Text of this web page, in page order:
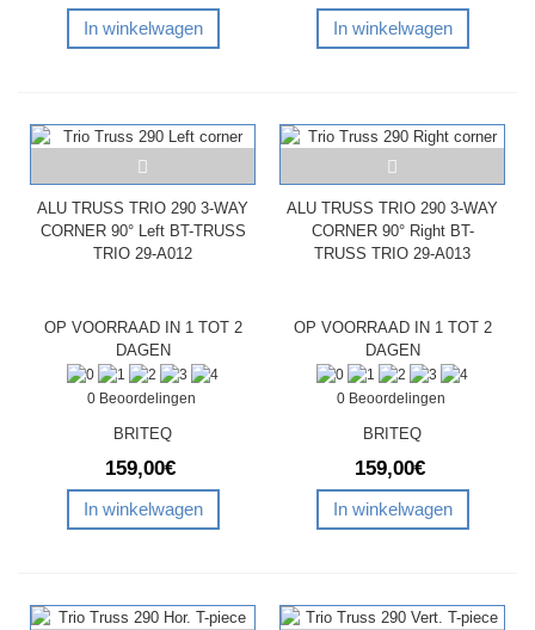
In winkelwagen In winkelwagen
ALU TRUSS TRIO 290 3-WAY
CORNER 90° Left BT-TRUSS
TRIO 29-A012
OP VOORRAAD IN 1 TOT 2
DAGEN
0 Beoordelingen
BRITEQ
159,00€
In winkelwagen
ALU TRUSS TRIO 290 3-WAY
CORNER 90° Right BT-
TRUSS TRIO 29-A013
OP VOORRAAD IN 1 TOT 2
DAGEN
0 Beoordelingen
BRITEQ
159,00€
In winkelwagen